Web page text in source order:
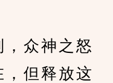
众神之怒
但释放这